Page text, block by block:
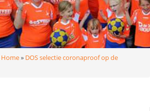
Home» DOS selectie coronaproof op de